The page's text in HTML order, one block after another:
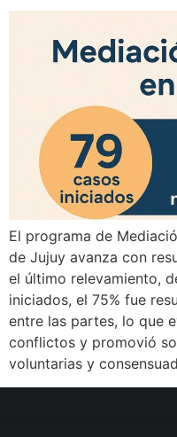
El programa de
de Jujuy avanza con
el último relevamiento,
iniciados, el 75% fue
entre las partes, lo que
conflictos y promovió
voluntarias y